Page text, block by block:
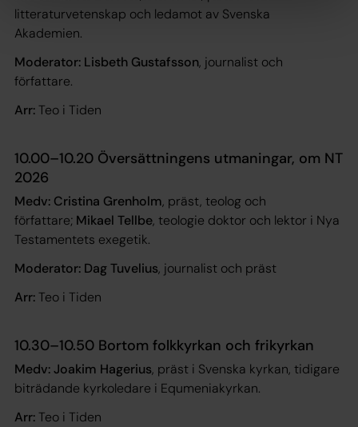
litteraturvetenskap och ledamot av Svenska
Akademien.
Moderator: Lisbeth Gustafsson, journalist och
författare.
Arr:Teo i Tiden
10.00–10.20 Översättningens utmaningar, om NT
2026
Medv: Cristina Grenholm, präst, teolog och
författare; Mikael Tellbe, teologie doktor och lektor i Nya
Testamentets exegetik.
Moderator: Dag Tuvelius, journalist och präst
Arr:Teo i Tiden
10.30–10.50 Bortom folkkyrkan och frikyrkan
Medv: Joakim Hagerius, präst i Svenska kyrkan, tidigare
biträdande kyrkoledare i Equmeniakyrkan.
Arr:Teo i Tiden